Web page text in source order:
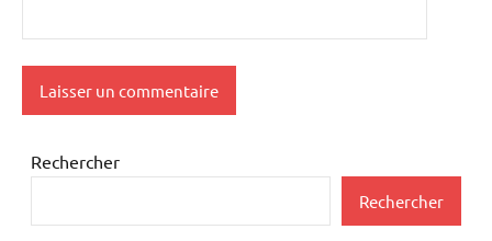
Rechercher
Rechercher